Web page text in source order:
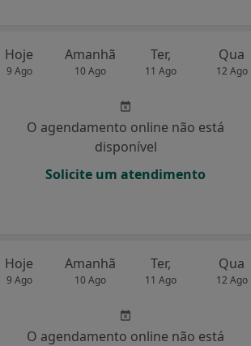
Hoje
9 Ago
Amanhã
10 Ago
Ter,
11 Ago
Qua
12 Ago
O agendamento online não está
disponível
Solicite um atendimento
Hoje
9 Ago
Amanhã
10 Ago
Ter,
11 Ago
Qua
12 Ago
O agendamento online não está